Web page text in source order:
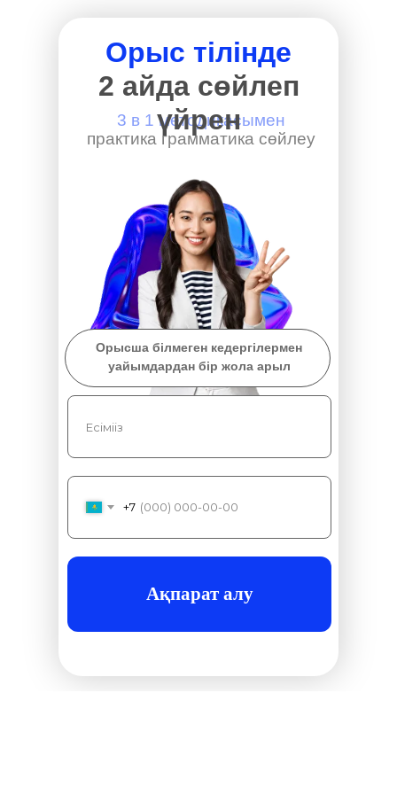
3 в 1 методикасымен
практика грамматика сөйлеу
Орыс тілінде
2 айда сөйлеп
үйрен
Орысша білмеген кедергілермен
уайымдардан бір жола арыл
+7
Ақпарат алу